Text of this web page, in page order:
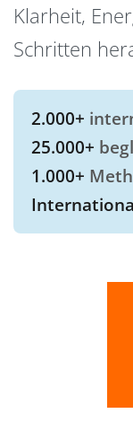
Klarheit,
Schritten
2.000+
25.000+
1.000+